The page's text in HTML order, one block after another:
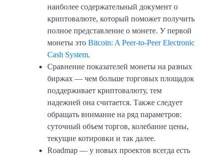
наиболее содержательный документ о
криптовалюте, который поможет получить
полное представление о монете. У первой
монеты это Bitcoin: A Peer-to-Peer Electronic
Cash System.
Сравнение показателей монеты на разных
биржах — чем больше торговых площадок
поддерживает криптовалюту, тем
надежней она считается. Также следует
обращать внимание на ряд параметров:
суточный объем торгов, колебание цены,
текущие котировки и так далее.
Roadmap — у новых проектов всегда есть